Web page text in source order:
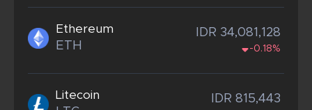
Ethereum
ETH
IDR 34,081,128
-0.18%
Litecoin IDR 815,443